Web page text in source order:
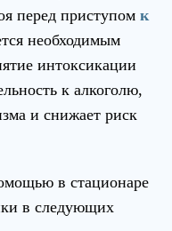
перед приступом к
необходимым
интоксикации
к алкоголю,
и снижает риск
в стационаре
в следующих